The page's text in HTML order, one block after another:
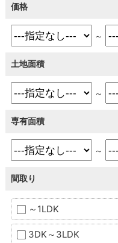
価格
～
土地面積
～
専有面積
～
間取り
～1LDK
3DK～3LDK